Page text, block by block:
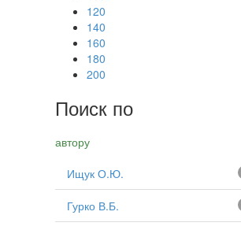
120
140
160
180
200
Поиск по
автору
Ищук О.Ю.
Гурко В.Б.